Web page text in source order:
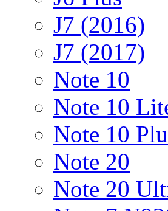
J7 (2016)
J7 (2017)
Note 10
Note 10
Note 10
Note 20
Note 20